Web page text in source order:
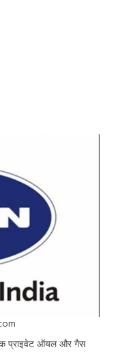
एक प्राइवेट ऑयल और गैस